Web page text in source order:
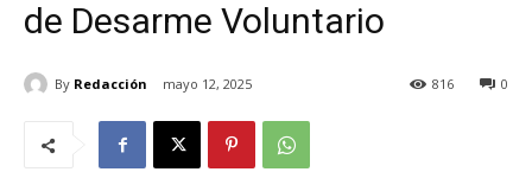
de Desarme Voluntario
By Redacción mayo 12, 2025 0
816